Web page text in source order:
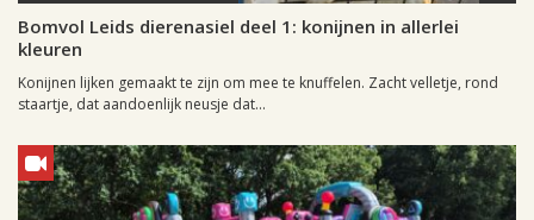
Bomvol Leids dierenasiel deel 1: konijnen in allerlei
kleuren
Konijnen lijken gemaakt te zijn om mee te knuffelen. Zacht velletje, rond
staartje, dat aandoenlijk neusje dat...